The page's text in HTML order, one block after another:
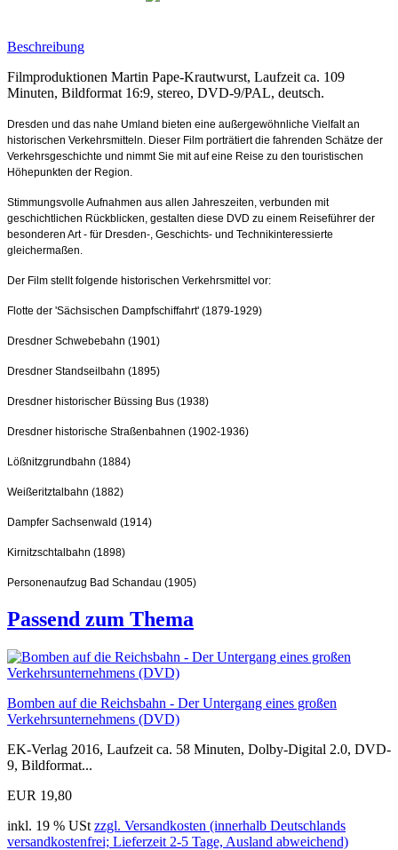
Beschreibung
Filmproduktionen Martin Pape-Krautwurst, Laufzeit ca. 109
Minuten, Bildformat 16:9, stereo, DVD-9/PAL, deutsch.
Dresden und das nahe Umland bieten eine außergewöhnliche Vielfalt an
historischen Verkehrsmitteln. Dieser Film porträtiert die fahrenden Schätze der
Verkehrsgeschichte und nimmt Sie mit auf eine Reise zu den touristischen
Höhepunkten der Region.
Stimmungsvolle Aufnahmen aus allen Jahreszeiten, verbunden mit
geschichtlichen Rückblicken, gestalten diese DVD zu einem Reiseführer der
besonderen Art - für Dresden-, Geschichts- und Technikinteressierte
gleichermaßen.
Der Film stellt folgende historischen Verkehrsmittel vor:
Flotte der 'Sächsischen Dampfschiffahrt' (1879-1929)
Dresdner Schwebebahn (1901)
Dresdner Standseilbahn (1895)
Dresdner historischer Büssing Bus (1938)
Dresdner historische Straßenbahnen (1902-1936)
Lößnitzgrundbahn (1884)
Weißeritztalbahn (1882)
Dampfer Sachsenwald (1914)
Kirnitzschtalbahn (1898)
Personenaufzug Bad Schandau (1905)
Passend zum Thema
Bomben auf die Reichsbahn - Der Untergang eines großen
Verkehrsunternehmens (DVD)
EK-Verlag 2016, Laufzeit ca. 58 Minuten, Dolby-Digital 2.0, DVD-
9, Bildformat...
EUR 19,80
inkl. 19 % USt zzgl. Versandkosten (innerhalb Deutschlands
versandkostenfrei; Lieferzeit 2-5 Tage, Ausland abweichend)